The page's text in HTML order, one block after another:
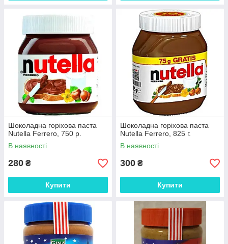
Шоколадна горіхова паста
Nutella Ferrero, 750 р.
В наявності
280 ₴
Купити
Шоколадна горіхова паста
Nutella Ferrero, 825 г.
В наявності
300 ₴
Купити